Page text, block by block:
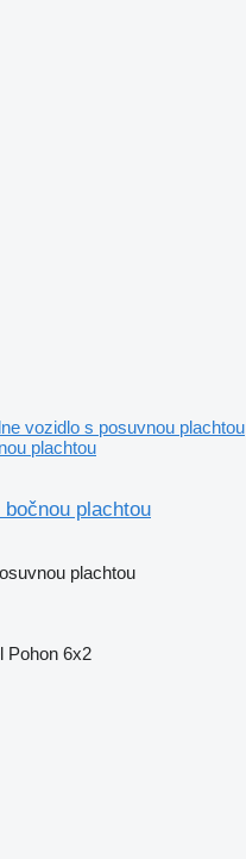
vozidlo s posuvnou plachtou
plachtou
plachtou
plachtou
Pohon 6x2